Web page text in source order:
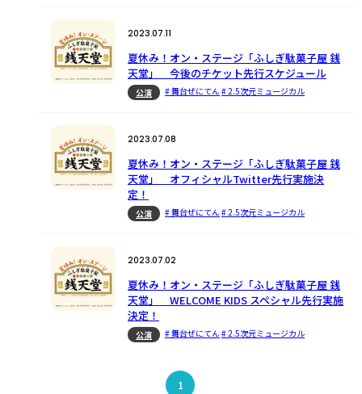
2023.07.11
夏休み！オン・ステージ「ふしぎ駄菓子屋 銭
天堂」 今後のチケット先行スケジュール
公演 # 舞台ぜにてん# 2.5次元ミュージカル
2023.07.08
夏休み！オン・ステージ「ふしぎ駄菓子屋 銭
天堂」 オフィシャルTwitter先行実施決
定！
公演 # 舞台ぜにてん# 2.5次元ミュージカル
2023.07.02
夏休み！オン・ステージ「ふしぎ駄菓子屋 銭
天堂」 WELCOME KIDS スペシャル先行実施
決定！
公演 # 舞台ぜにてん# 2.5次元ミュージカル
1